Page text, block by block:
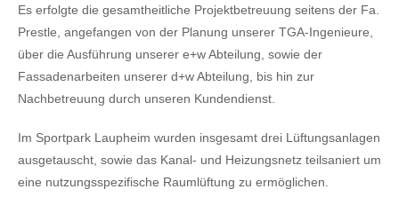
Es erfolgte die gesamtheitliche Projektbetreuung seitens der Fa.
Prestle, angefangen von der Planung unserer TGA-Ingenieure,
über die Ausführung unserer e+w Abteilung, sowie der
Fassadenarbeiten unserer d+w Abteilung, bis hin zur
Nachbetreuung durch unseren Kundendienst.
Im Sportpark Laupheim wurden insgesamt drei Lüftungsanlagen
ausgetauscht, sowie das Kanal- und Heizungsnetz teilsaniert um
eine nutzungsspezifische Raumlüftung zu ermöglichen.